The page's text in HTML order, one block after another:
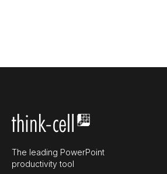
The leading PowerPoint
productivity tool